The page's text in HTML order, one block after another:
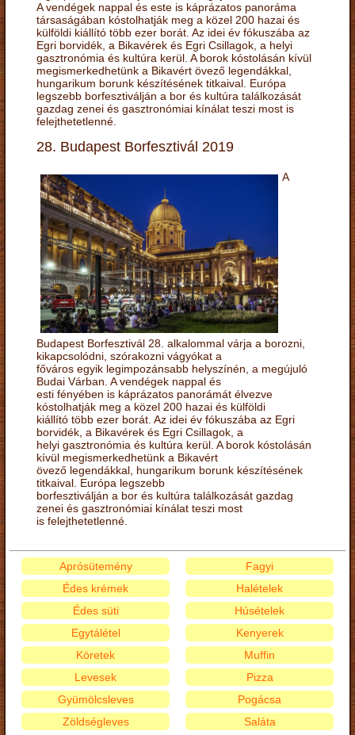
A vendégek nappal és este is káprázatos panoráma
társaságában kóstolhatják meg a közel 200 hazai és
külföldi kiállító több ezer borát. Az idei év fókuszába az
Egri borvidék, a Bikavérek és Egri Csillagok, a helyi
gasztronómia és kultúra kerül. A borok kóstolásán kívül
megismerkedhetünk a Bikavért övező legendákkal,
hungarikum borunk készítésének titkaival. Európa
legszebb borfesztiválján a bor és kultúra találkozását
gazdag zenei és gasztronómiai kínálat teszi most is
felejthetetlenné.
28. Budapest Borfesztivál 2019
A
Budapest Borfesztivál 28. alkalommal várja a borozni,
kikapcsolódni, szórakozni vágyókat a
főváros egyik legimpozánsabb helyszínén, a megújuló
Budai Várban. A vendégek nappal és
esti fényében is káprázatos panorámát élvezve
kóstolhatják meg a közel 200 hazai és külföldi
kiállító több ezer borát. Az idei év fókuszába az Egri
borvidék, a Bikavérek és Egri Csillagok, a
helyi gasztronómia és kultúra kerül. A borok kóstolásán
kívül megismerkedhetünk a Bikavért
övező legendákkal, hungarikum borunk készítésének
titkaival. Európa legszebb
borfesztiválján a bor és kultúra találkozását gazdag
zenei és gasztronómiai kínálat teszi most
is felejthetetlenné.
Aprósütemény
Édes krémek
Édes süti
Egytálétel
Fagyi
Halételek
Húsételek
Kenyerek
Köretek
Levesek
Gyümölcsleves
Zöldségleves
Muffin
Pizza
Pogácsa
Saláta